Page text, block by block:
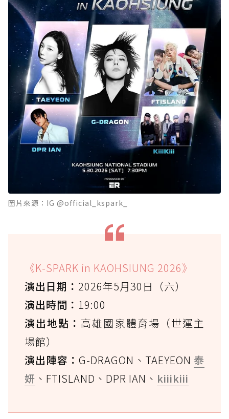
圖片來源：IG @official_kspark_
《K-SPARK in KAOHSIUNG 2026》
演出日期： 2026年5月30日（六）
演出時間： 19:00
演出地點： 高雄國家體育場（世運主
場館）
演出陣容：G-DRAGON、TAEYEON 泰
妍 、FTISLAND、DPR IAN、 kiiikiii